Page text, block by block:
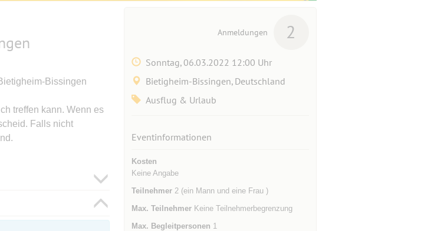
Bissingen
treffen kann. Wenn es
Falls nicht
Anmeldungen 2
Sonntag, 06.03.2022 12:00 Uhr
Bietigheim-Bissingen, Deutschland
Ausflug & Urlaub
Eventinformationen
Kosten
Keine Angabe
Teilnehmer2 (ein Mann und eine Frau )
Max. TeilnehmerKeine Teilnehmerbegrenzung
Max. Begleitpersonen 1